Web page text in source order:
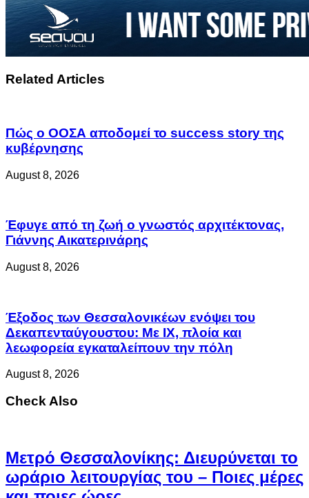
Related Articles
Πώς ο ΟΟΣΑ αποδομεί το success story της
κυβέρνησης
August 8, 2026
Έφυγε από τη ζωή ο γνωστός αρχιτέκτονας,
Γιάννης Αικατερινάρης
August 8, 2026
Έξοδος των Θεσσαλονικέων ενόψει του
Δεκαπενταύγουστου: Με ΙΧ, πλοία και
λεωφορεία εγκαταλείπουν την πόλη
August 8, 2026
Check Also
Μετρό Θεσσαλονίκης: Διευρύνεται το
ωράριο λειτουργίας του – Ποιες μέρες